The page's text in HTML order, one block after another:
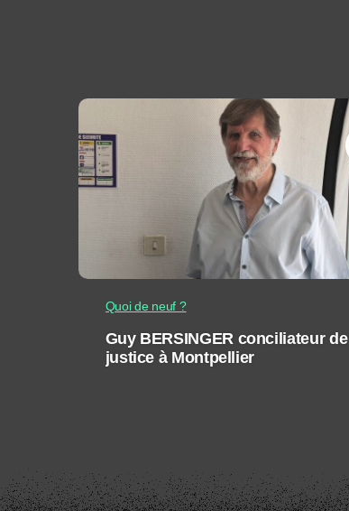
Quoi de neuf ?
Guy BERSINGER conciliateur de
justice à Montpellier